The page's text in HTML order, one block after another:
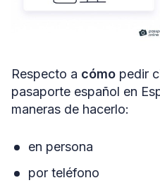
Respecto a cómo pedir
pasaporte español en
maneras de hacerlo:
en persona
por teléfono